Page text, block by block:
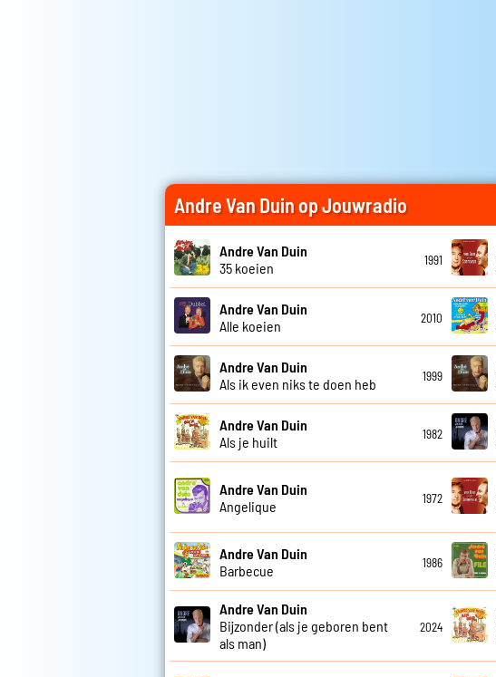
Andre Van Duin op Jouwradio
Andre Van Duin
35 koeien
1991
Andre Van Duin
Alle koeien
2010
Andre Van Duin
Als ik even niks te doen heb
1999
Andre Van Duin
Als je huilt
1982
Andre Van Duin
Angelique
1972
Andre Van Duin
Barbecue
1986
Andre Van Duin
Bijzonder (als je geboren bent
als man)
2024